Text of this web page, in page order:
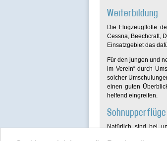
Weiterbildung
Die Flugzeugflotte
Cessna, Beechcraft,
Einsatzgebiet das
Für den jungen und
im Verein“ durch
solcher
einen guten
helfend eingreifen.
Schnupperflüge
Natürlich sind bei